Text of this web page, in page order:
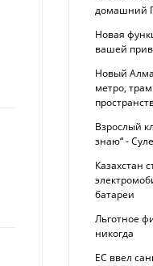
домашний
Новая
вашей
Новый
метро,
Взрослый
знаю“ -
Казахстан
батареи
Льготное
никогда
ЕС ввел